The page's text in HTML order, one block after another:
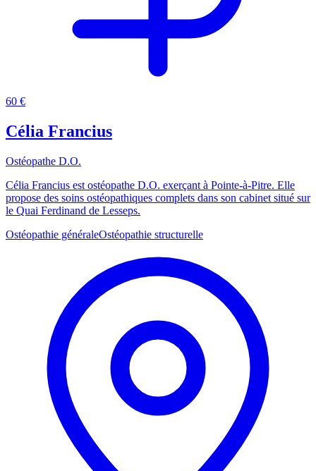
60 €
Célia Francius
Ostéopathe D.O.
Célia Francius est ostéopathe D.O. exerçant à Pointe-à-Pitre. Elle
propose des soins ostéopathiques complets dans son cabinet situé sur
le Quai Ferdinand de Lesseps.
Ostéopathie généraleOstéopathie structurelle